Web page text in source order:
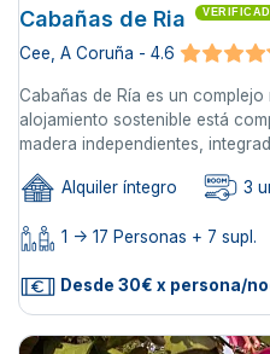
Cabañas de Ria
Cee, A Coruña - 4.6
Cabañas de Ría es un
alojamiento sostenible está
madera independientes,
Alquiler íntegro 3
1 -> 17 Personas + 7 supl.
Desde 30€ x persona/